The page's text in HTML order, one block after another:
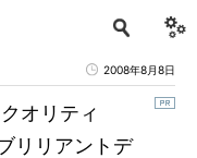
2008年8月8日
オリティ
リリアントデ